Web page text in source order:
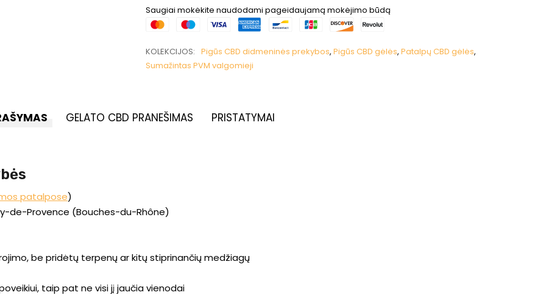
Saugiai mokėkite naudodami pageidaujamą mokėjimo būdą
KOLEKCIJOS: Pigūs CBD didmeninės prekybos, Pigūs CBD gėlės, Patalpų CBD gėlės,
Sumažintas PVM valgomieji
GELATO CBD PRANEŠIMAS PRISTATYMAI
patalpose)
de-Provence (Bouches-du-Rhône)
be pridėtų terpenų ar kitų stiprinančių medžiagų
taip pat ne visi jį jaučia vienodai